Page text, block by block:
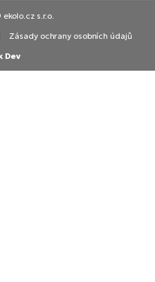
s.r.o.
Zásady ochrany osobních údajů
Dev